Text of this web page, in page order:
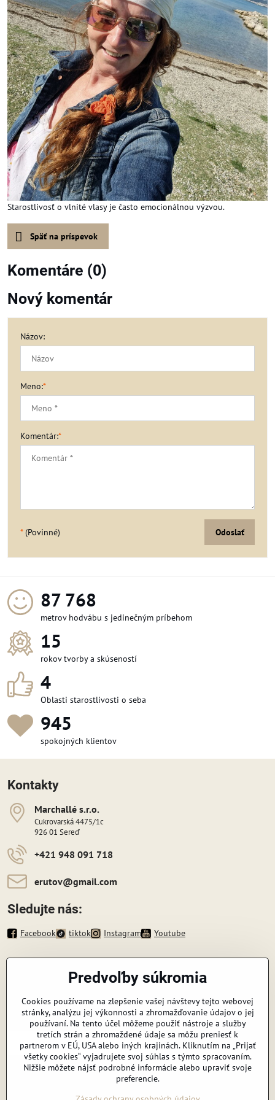
Starostlivosť o vlnité vlasy je často emocionálnou výzvou.
Späť na príspevok
Komentáre (0)
Nový komentár
Názov:
Meno:*
Komentár:*
*(Povinné) Odoslať
99 216
metrov hodvábu s jedinečným príbehom
15
rokov tvorby a skúseností
4
Oblasti starostlivosti o seba
1 064
spokojných klientov
Kontakty
Marchallé s​​.r​​.o​​.
Cukrovarská 4475/1c
926 01 Sereď
+421 948 091 718
erutov​@gmail​.com
Sledujte nás:
Facebook tiktok Instagram Youtube
Zavoláme vám späť
Váš telefón*
Predvoľby súkromia
Cookies používame na zlepšenie vašej návštevy tejto webovej
stránky, analýzu jej výkonnosti a zhromažďovanie údajov o jej
používaní. Na tento účel môžeme použiť nástroje a služby
tretích strán a zhromaždené údaje sa môžu preniesť k
partnerom v EÚ, USA alebo iných krajinách. Kliknutím na „Prijať
všetky cookies“ vyjadrujete svoj súhlas s týmto spracovaním.
Nižšie môžete nájsť podrobné informácie alebo upraviť svoje
preferencie.